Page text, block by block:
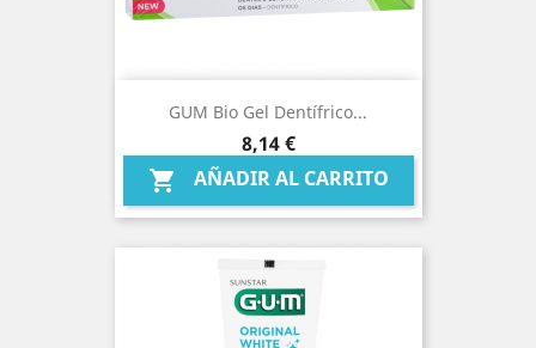
GUM Bio Gel Dentífrico...
Precio
8,14 €
 AÑADIR AL CARRITO